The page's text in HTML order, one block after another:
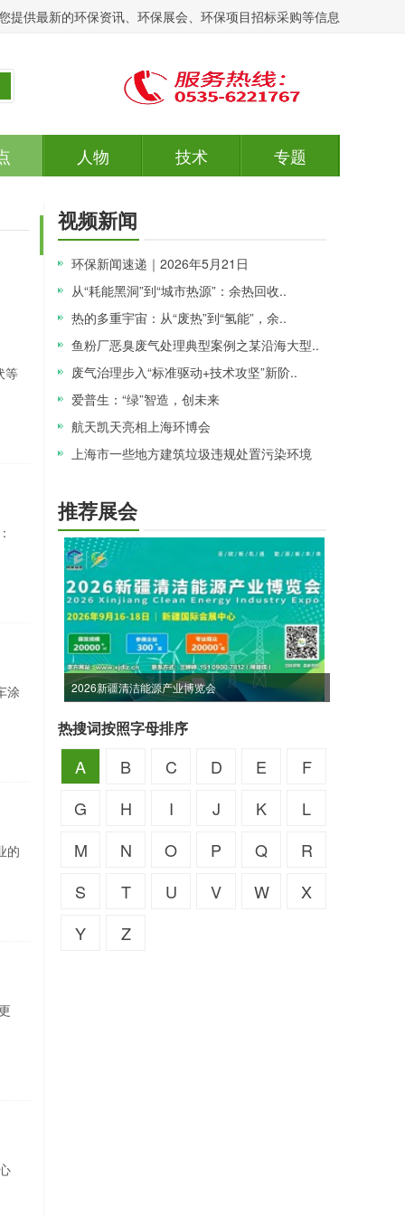
提供最新的环保资讯、环保展会、环保项目招标采购等信息
人物 技术 专题
等
涂
的
视频新闻
环保新闻速递｜2026年5月21日
从“耗能黑洞”到“城市热源”：余热回收..
热的多重宇宙：从“废热”到“氢能”，余..
鱼粉厂恶臭废气处理典型案例之某沿海大型..
废气治理步入“标准驱动+技术攻坚”新阶..
爱普生：“绿”智造，创未来
航天凯天亮相上海环博会
上海市一些地方建筑垃圾违规处置污染环境
推荐展会
2026新疆清洁能源产业博览会
热搜词按照字母排序
A B C D E
F
G
H I J K
L
M
N O P Q
R
S
T U V W
X
Y
Z